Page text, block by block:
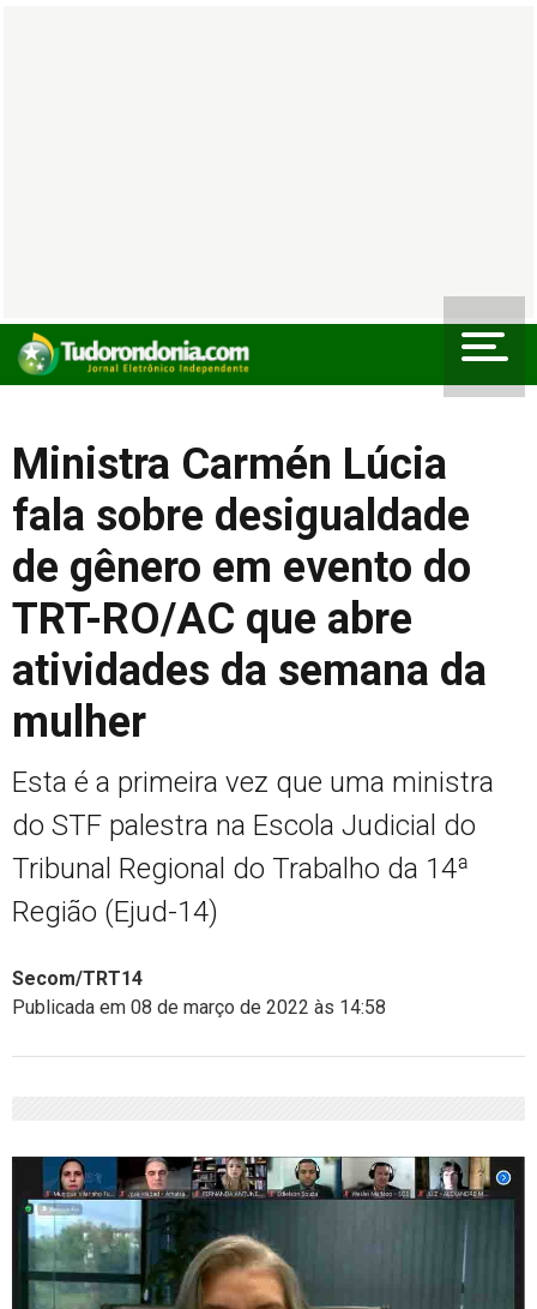
Ministra Carmén Lúcia
fala sobre desigualdade
de gênero em evento do
TRT-RO/AC que abre
atividades da semana da
mulher
Esta é a primeira vez que uma ministra
do STF palestra na Escola Judicial do
Tribunal Regional do Trabalho da 14ª
Região (Ejud-14)
Secom/TRT14
Publicada em 08 de março de 2022 às 14:58